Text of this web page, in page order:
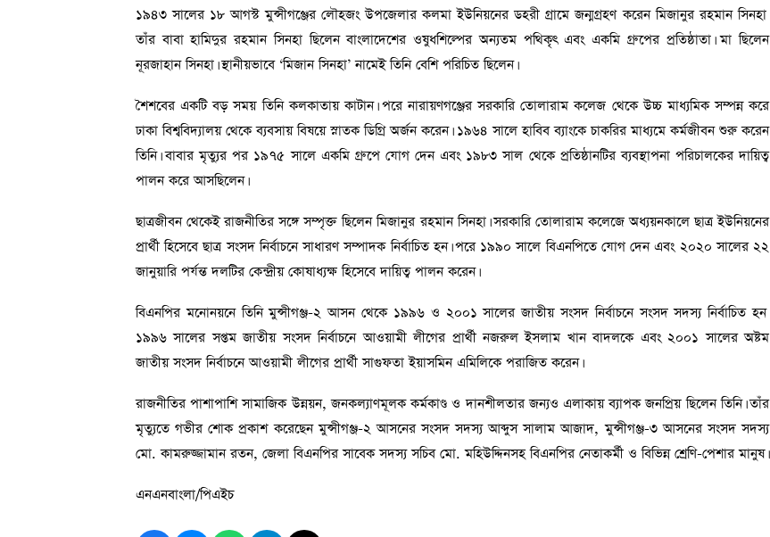
১৯৪৩ সালের ১৮ আগস্ট মুন্সীগঞ্জের লৌহজং উপজেলার কলমা ইউনিয়নের ডহরী গ্রামে জন্মগ্রহণ করেন মিজানুর রহমান সিনহা।
তাঁর বাবা হামিদুর রহমান সিনহা ছিলেন বাংলাদেশের ওষুধশিল্পের অন্যতম পথিকৃৎ এবং একমি গ্রুপের প্রতিষ্ঠাতা। মা ছিলেন
নূরজাহান সিনহা। স্থানীয়ভাবে ‘মিজান সিনহা’ নামেই তিনি বেশি পরিচিত ছিলেন।
শৈশবের একটি বড় সময় তিনি কলকাতায় কাটান। পরে নারায়ণগঞ্জের সরকারি তোলারাম কলেজ থেকে উচ্চ মাধ্যমিক সম্পন্ন করে
ঢাকা বিশ্ববিদ্যালয় থেকে ব্যবসায় বিষয়ে স্নাতক ডিগ্রি অর্জন করেন। ১৯৬৪ সালে হাবিব ব্যাংকে চাকরির মাধ্যমে কর্মজীবন শুরু করেন
তিনি। বাবার মৃত্যুর পর ১৯৭৫ সালে একমি গ্রুপে যোগ দেন এবং ১৯৮৩ সাল থেকে প্রতিষ্ঠানটির ব্যবস্থাপনা পরিচালকের দায়িত্ব
পালন করে আসছিলেন।
ছাত্রজীবন থেকেই রাজনীতির সঙ্গে সম্পৃক্ত ছিলেন মিজানুর রহমান সিনহা। সরকারি তোলারাম কলেজে অধ্যয়নকালে ছাত্র ইউনিয়নের
প্রার্থী হিসেবে ছাত্র সংসদ নির্বাচনে সাধারণ সম্পাদক নির্বাচিত হন। পরে ১৯৯০ সালে বিএনপিতে যোগ দেন এবং ২০২০ সালের ২২
জানুয়ারি পর্যন্ত দলটির কেন্দ্রীয় কোষাধ্যক্ষ হিসেবে দায়িত্ব পালন করেন।
বিএনপির মনোনয়নে তিনি মুন্সীগঞ্জ-২ আসন থেকে ১৯৯৬ ও ২০০১ সালের জাতীয় সংসদ নির্বাচনে সংসদ সদস্য নির্বাচিত হন।
১৯৯৬ সালের সপ্তম জাতীয় সংসদ নির্বাচনে আওয়ামী লীগের প্রার্থী নজরুল ইসলাম খান বাদলকে এবং ২০০১ সালের অষ্টম
জাতীয় সংসদ নির্বাচনে আওয়ামী লীগের প্রার্থী সাগুফতা ইয়াসমিন এমিলিকে পরাজিত করেন।
রাজনীতির পাশাপাশি সামাজিক উন্নয়ন, জনকল্যাণমূলক কর্মকাণ্ড ও দানশীলতার জন্যও এলাকায় ব্যাপক জনপ্রিয় ছিলেন তিনি। তাঁর
মৃত্যুতে গভীর শোক প্রকাশ করেছেন মুন্সীগঞ্জ-২ আসনের সংসদ সদস্য আব্দুস সালাম আজাদ, মুন্সীগঞ্জ-৩ আসনের সংসদ সদস্য
মো. কামরুজ্জামান রতন, জেলা বিএনপির সাবেক সদস্য সচিব মো. মহিউদ্দিনসহ বিএনপির নেতাকর্মী ও বিভিন্ন শ্রেণি-পেশার মানুষ।
এনএনবাংলা/পিএইচ